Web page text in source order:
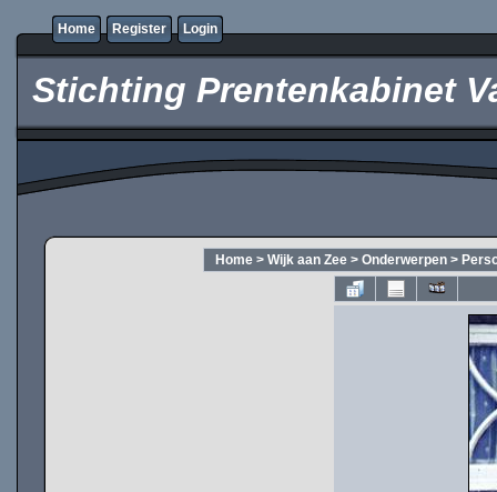
Home Register Login
Stichting Prentenkabinet
Home > Wijk aan Zee > Onderwerpen >